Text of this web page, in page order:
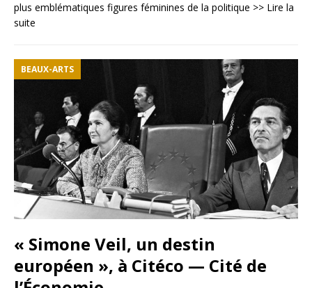
plus emblématiques figures féminines de la politique >> Lire la
suite
BEAUX-ARTS
« Simone Veil, un destin
européen », à Citéco — Cité de